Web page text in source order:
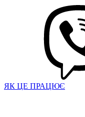
ЯК ЦЕ ПРАЦЮЄ